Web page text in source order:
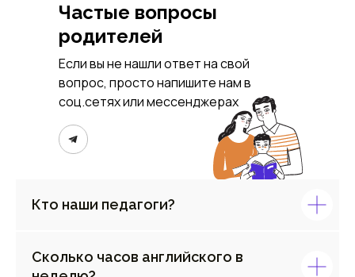
Частые вопросы
родителей
Если вы не нашли ответ на свой
вопрос, просто напишите нам в
соц.сетях или мессенджерах
Кто наши педагоги?
Сколько часов английского в